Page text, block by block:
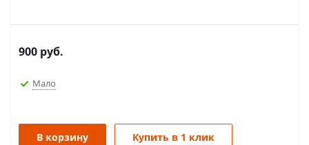
900 руб.
Мало
В корзину Купить в 1 клик